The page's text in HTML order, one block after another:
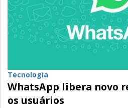
Tecnologia
WhatsApp libera novo
os usuários